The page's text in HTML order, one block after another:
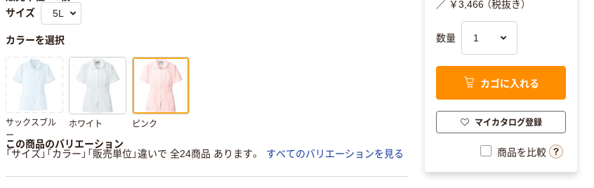
サイズ
カラーを選択
サックスブル
ー
ホワイト ピンク
この商品のバリエーション
「サイズ」「カラー」「販売単位」違いで 全24商品 あります。
すべてのバリエーションを見る
／ ￥3,466 （税抜き）
数量
カゴに入れる
マイカタログ登録
商品を比較